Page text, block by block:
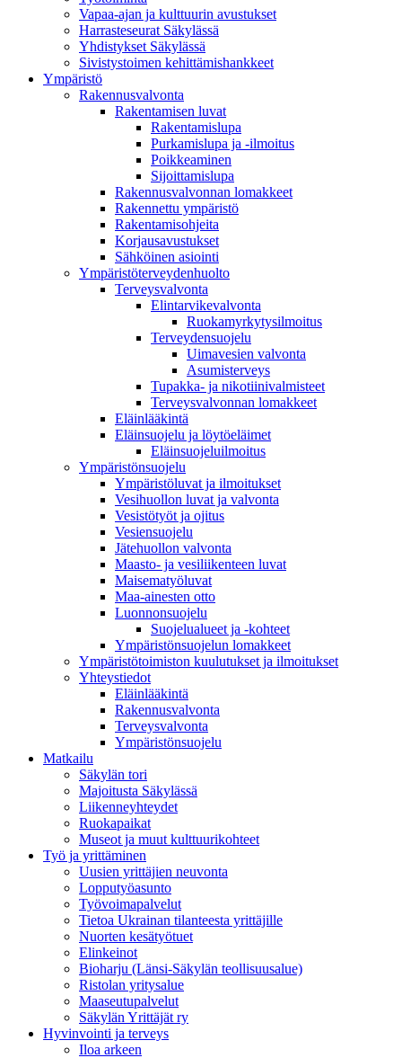
Vapaa-ajan ja kulttuurin avustukset
Harrasteseurat Säkylässä
Yhdistykset Säkylässä
Sivistystoimen kehittämishankkeet
Ympä­ristö
Rakennusvalvonta
Rakentamisen luvat
Rakentamislupa
Purkamislupa ja -ilmoitus
Poikkeaminen
Sijoittamislupa
Rakennusvalvonnan lomakkeet
Rakennettu ympäristö
Rakentamisohjeita
Korjausavustukset
Sähköinen asiointi
Ympäristöterveydenhuolto
Terveysvalvonta
Elintarvikevalvonta
Ruokamyrkytysilmoitus
Terveydensuojelu
Uimavesien valvonta
Asumisterveys
Tupakka- ja nikotiinivalmisteet
Terveysvalvonnan lomakkeet
Eläinlääkintä
Eläinsuojelu ja löytöeläimet
Eläinsuojeluilmoitus
Ympäristönsuojelu
Ympäristöluvat ja ilmoitukset
Vesihuollon luvat ja valvonta
Vesistötyöt ja ojitus
Vesiensuojelu
Jätehuollon valvonta
Maasto- ja vesiliikenteen luvat
Maisematyöluvat
Maa-ainesten otto
Luonnonsuojelu
Suojelualueet ja -kohteet
Ympäristönsuojelun lomakkeet
Ympäristötoimiston kuulutukset ja ilmoitukset
Yhteystiedot
Eläinlääkintä
Rakennusvalvonta
Terveysvalvonta
Ympäristönsuojelu
Mat­kailu
Säkylän tori
Majoitusta Säkylässä
Liikenneyhteydet
Ruokapaikat
Museot ja muut kulttuurikohteet
Työ ja yrittä­minen
Uusien yrittäjien neuvonta
Lopputyöasunto
Työvoimapalvelut
Tietoa Ukrainan tilanteesta yrittäjille
Nuorten kesätyötuet
Elinkeinot
Bioharju (Länsi-Säkylän teollisuusalue)
Ristolan yritysalue
Maaseutupalvelut
Säkylän Yrittäjät ry
Hyvinvointi ja terveys
Iloa arkeen